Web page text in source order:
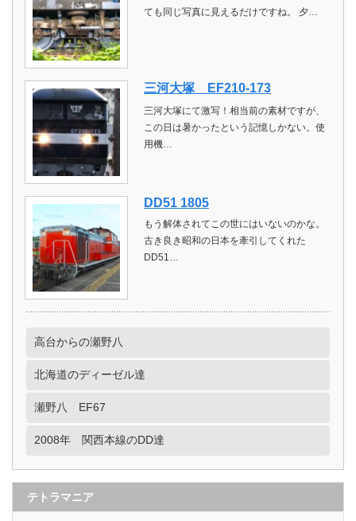
ても同じ写真に見えるだけですね。 夕…
三河大塚 EF210-173
三河大塚にて激写！相当前の素材ですが、
この日は暑かったという記憶しかない。使
用機…
DD51 1805
もう解体されてこの世にはいないのかな。
古き良き昭和の日本を牽引してくれた
DD51…
高台からの瀬野八
北海道のディーゼル達
瀬野八 EF67
2008年 関西本線のDD達
テトラマニア